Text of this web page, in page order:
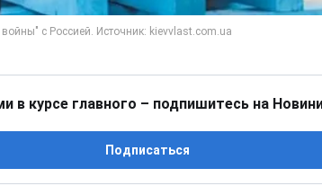
в курсе главного – подпишитесь на
Подписаться